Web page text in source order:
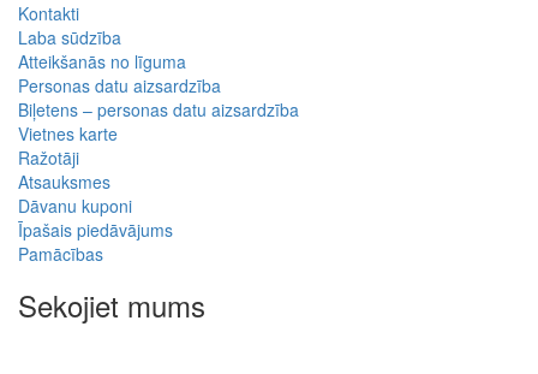
Kontakti
Laba sūdzība
Atteikšanās no līguma
Personas datu aizsardzība
Biļetens – personas datu aizsardzība
Vietnes karte
Ražotāji
Atsauksmes
Dāvanu kuponi
Īpašais piedāvājums
Pamācības
Sekojiet mums